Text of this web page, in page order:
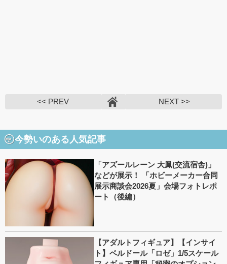
<< PREV NEXT >>
今勢いのある人気記事
「アズールレーン 大鳳(交流宿舎)」
などが展示！ 「ホビーメーカー合同
展示商談会2026夏」会場フォトレポ
ート（後編）
【アダルトフィギュア】【インサイ
ト】ベルドール「ロゼ」1/5スケール